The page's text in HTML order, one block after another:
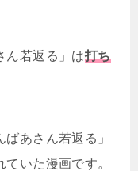
ん若返る」は打ち
あさん若返る」
いた漫画です。